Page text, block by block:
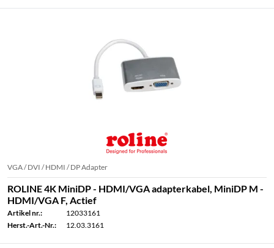
VGA / DVI / HDMI / DP Adapter
ROLINE 4K MiniDP - HDMI/VGA adapterkabel, MiniDP M -
HDMI/VGA F, Actief
Artikel nr.:
12033161
Herst.-Art.-Nr.:
12.03.3161